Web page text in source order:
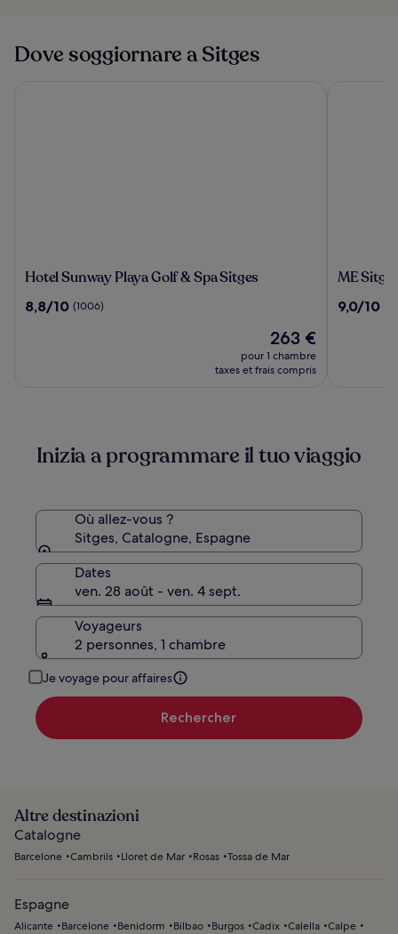
Dove soggiornare a Sitges
Hotel
Playa
Hotel Sunway Playa Golf & Spa Sitges
8.8
8,8/10 (1006)
Le
nouveau
prix
263 €
pour 1 chambre
taxes et frais compris
ME
Terramar
ME
9.0
9,0/10
Inizia a programmare il tuo viaggio
Où allez-vous ?
Sitges, Catalogne, Espagne
Dates
ven. 28 août - ven. 4 sept.
Voyageurs
2 personnes, 1 chambre
Je voyage pour affaires
Rechercher
Altre destinazioni
Catalogne
Barcelone Cambrils Lloret de Mar Rosas Tossa de Mar
Espagne
Alicante Barcelone Benidorm Bilbao Burgos Cadix Calella Calpe